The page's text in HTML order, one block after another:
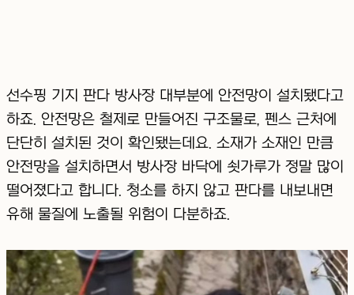
선수핑 기지 판다 방사장 대부분에 안전망이 설치됐다고
하죠. 안전망은 철제로 만들어진 구조물로, 펜스 근처에
단단히 설치된 것이 확인됐는데요. 소재가 소재인 만큼
안전망을 설치하면서 방사장 바닥에 쇳가루가 정말 많이
떨어졌다고 합니다. 청소를 하지 않고 판다를 내보내면
유해 물질에 노출될 위험이 다분하죠.